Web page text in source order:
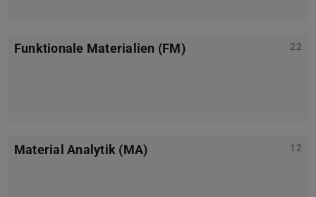
22
Funktionale Materialien (FM)
12
Material Analytik (MA)